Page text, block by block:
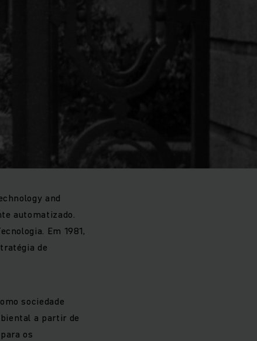
and
automatizado.
Em 1981,
de
sociedade
a partir de
os